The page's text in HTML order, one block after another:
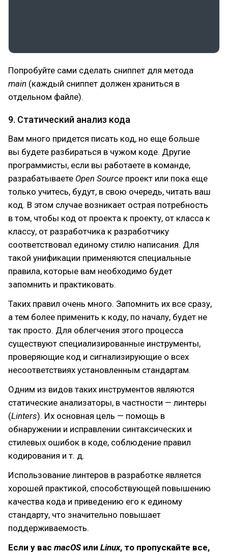
Попробуйте сами сделать сниппет для метода
main (каждый сниппет должен храниться в
отдельном файле).
9. Статический анализ кода
Вам много придется писать код, но еще больше
вы будете разбираться в чужом коде. Другие
программисты, если вы работаете в команде,
разрабатываете Open Source проект или пока еще
только учитесь, будут, в свою очередь, читать ваш
код. В этом случае возникает острая потребность
в том, чтобы код от проекта к проекту, от класса к
классу, от разработчика к разработчику
соответствовал единому стилю написания. Для
такой унификации применяются специальные
правила, которые вам необходимо будет
запомнить и практиковать.
Таких правил очень много. Запомнить их все сразу,
а тем более применить к коду, по началу, будет не
так просто. Для облегчения этого процесса
существуют специализированные инструменты,
проверяющие код и сигнализирующие о всех
несоответствиях установленным стандартам.
Одним из видов таких инструментов являются
статические анализаторы, в частности — линтеры
(Linters). Их основная цель — помощь в
обнаружении и исправлении синтаксических и
стилевых ошибок в коде, соблюдение правил
кодирования и т. д.
Использование линтеров в разработке является
хорошей практикой, способствующей повышению
качества кода и приведению его к единому
стандарту, что значительно повышает
поддерживаемость.
Если у вас macOSили Linux, то пропускайте все,